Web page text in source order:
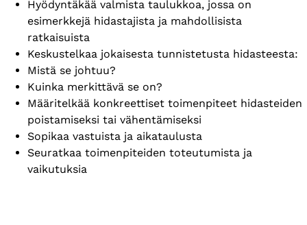
Hyödyntäkää valmista taulukkoa, jossa on
esimerkkejä hidastajista ja mahdollisista
ratkaisuista
Keskustelkaa jokaisesta tunnistetusta hidasteesta:
Mistä se johtuu?
Kuinka merkittävä se on?
Määritelkää konkreettiset toimenpiteet hidasteiden
poistamiseksi tai vähentämiseksi
Sopikaa vastuista ja aikataulusta
Seuratkaa toimenpiteiden toteutumista ja
vaikutuksia